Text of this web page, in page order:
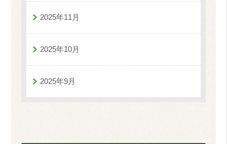
2025年11月
2025年10月
2025年9月